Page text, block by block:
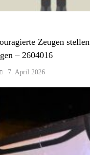
Zeugen stellen
– 2604016
7. April 2026